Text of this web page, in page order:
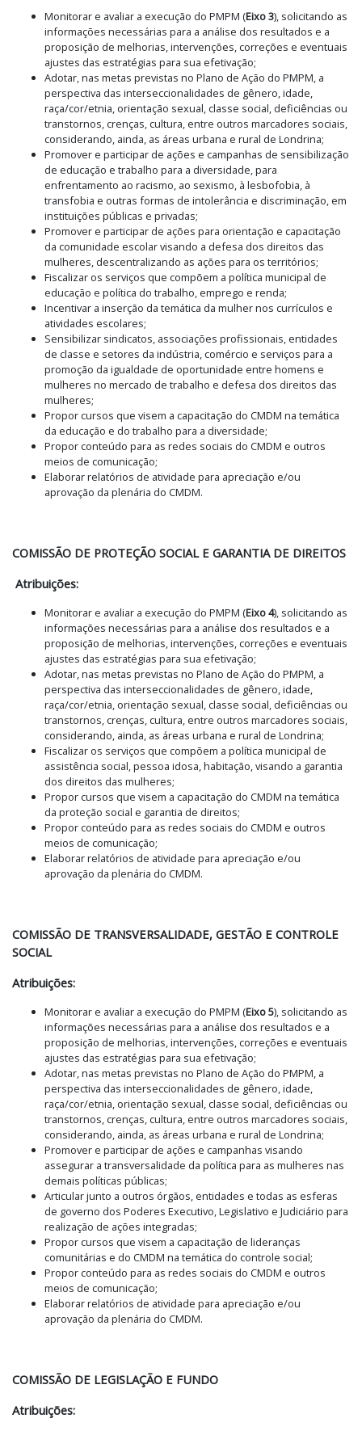
Monitorar e avaliar a execução do PMPM (Eixo 3), solicitando as
informações necessárias para a análise dos resultados e a
proposição de melhorias, intervenções, correções e eventuais
ajustes das estratégias para sua efetivação;
Adotar, nas metas previstas no Plano de Ação do PMPM, a
perspectiva das interseccionalidades de gênero, idade,
raça/cor/etnia, orientação sexual, classe social, deficiências ou
transtornos, crenças, cultura, entre outros marcadores sociais,
considerando, ainda, as áreas urbana e rural de Londrina;
Promover e participar de ações e campanhas de sensibilização
de educação e trabalho para a diversidade, para
enfrentamento ao racismo, ao sexismo, à lesbofobia, à
transfobia e outras formas de intolerância e discriminação, em
instituições públicas e privadas;
Promover e participar de ações para orientação e capacitação
da comunidade escolar visando a defesa dos direitos das
mulheres, descentralizando as ações para os territórios;
Fiscalizar os serviços que compõem a política municipal de
educação e política do trabalho, emprego e renda;
Incentivar a inserção da temática da mulher nos currículos e
atividades escolares;
Sensibilizar sindicatos, associações profissionais, entidades
de classe e setores da indústria, comércio e serviços para a
promoção da igualdade de oportunidade entre homens e
mulheres no mercado de trabalho e defesa dos direitos das
mulheres;
Propor cursos que visem a capacitação do CMDM na temática
da educação e do trabalho para a diversidade;
Propor conteúdo para as redes sociais do CMDM e outros
meios de comunicação;
Elaborar relatórios de atividade para apreciação e/ou
aprovação da plenária do CMDM.
COMISSÃO DE PROTEÇÃO SOCIAL E GARANTIA DE DIREITOS
Atribuições:
Monitorar e avaliar a execução do PMPM (Eixo 4), solicitando as
informações necessárias para a análise dos resultados e a
proposição de melhorias, intervenções, correções e eventuais
ajustes das estratégias para sua efetivação;
Adotar, nas metas previstas no Plano de Ação do PMPM, a
perspectiva das interseccionalidades de gênero, idade,
raça/cor/etnia, orientação sexual, classe social, deficiências ou
transtornos, crenças, cultura, entre outros marcadores sociais,
considerando, ainda, as áreas urbana e rural de Londrina;
Fiscalizar os serviços que compõem a política municipal de
assistência social, pessoa idosa, habitação, visando a garantia
dos direitos das mulheres;
Propor cursos que visem a capacitação do CMDM na temática
da proteção social e garantia de direitos;
Propor conteúdo para as redes sociais do CMDM e outros
meios de comunicação;
Elaborar relatórios de atividade para apreciação e/ou
aprovação da plenária do CMDM.
COMISSÃO DE TRANSVERSALIDADE, GESTÃO E CONTROLE
SOCIAL
Atribuições:
Monitorar e avaliar a execução do PMPM (Eixo 5), solicitando as
informações necessárias para a análise dos resultados e a
proposição de melhorias, intervenções, correções e eventuais
ajustes das estratégias para sua efetivação;
Adotar, nas metas previstas no Plano de Ação do PMPM, a
perspectiva das interseccionalidades de gênero, idade,
raça/cor/etnia, orientação sexual, classe social, deficiências ou
transtornos, crenças, cultura, entre outros marcadores sociais,
considerando, ainda, as áreas urbana e rural de Londrina;
Promover e participar de ações e campanhas visando
assegurar a transversalidade da política para as mulheres nas
demais políticas públicas;
Articular junto a outros órgãos, entidades e todas as esferas
de governo dos Poderes Executivo, Legislativo e Judiciário para
realização de ações integradas;
Propor cursos que visem a capacitação de lideranças
comunitárias e do CMDM na temática do controle social;
Propor conteúdo para as redes sociais do CMDM e outros
meios de comunicação;
Elaborar relatórios de atividade para apreciação e/ou
aprovação da plenária do CMDM.
COMISSÃO DE LEGISLAÇÃO E FUNDO
Atribuições: